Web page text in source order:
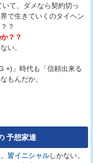
て、ダメなら契約切っ
で生きていくのタイヘン
？
？？
い。
+)」時代も「信頼出来る
もんだか。
予想家達
皆イニシャルしかない。